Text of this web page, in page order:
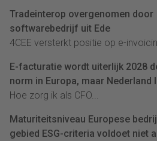
Tradeinterop overgenomen door
softwarebedrijf uit Ede
4CEE versterkt positie op e-
E-facturatie wordt uiterlijk 2028
norm in Europa, maar Nederland
Hoe zorg ik als CFO...
Maturiteitsniveau Europese
gebied ESG-criteria voldoet niet